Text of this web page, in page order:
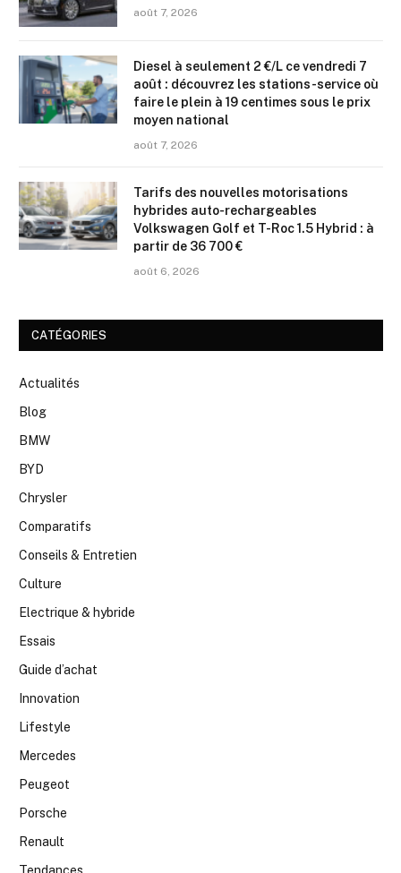
août 7, 2026
Diesel à seulement 2 €/L ce vendredi 7
août : découvrez les stations-service où
faire le plein à 19 centimes sous le prix
moyen national
août 7, 2026
Tarifs des nouvelles motorisations
hybrides auto-rechargeables
Volkswagen Golf et T-Roc 1.5 Hybrid : à
partir de 36 700 €
août 6, 2026
CATÉGORIES
Actualités
Blog
BMW
BYD
Chrysler
Comparatifs
Conseils & Entretien
Culture
Electrique & hybride
Essais
Guide d’achat
Innovation
Lifestyle
Mercedes
Peugeot
Porsche
Renault